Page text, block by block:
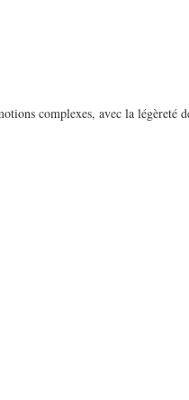
complexes, avec la légèreté